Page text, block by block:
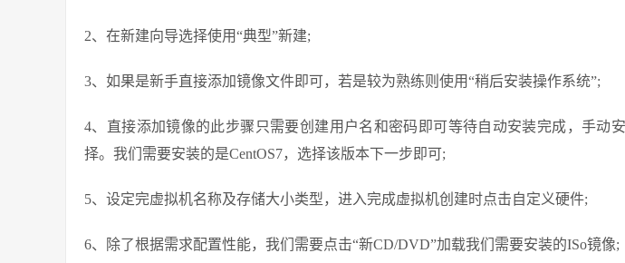
2、在新建向导选择使用“典型”新建;
3、如果是新手直接添加镜像文件即可，若是较为熟练则使用“稍后安装操作系统”;
4、直接添加镜像的此步骤只需要创建用户名和密码即可等待自动安装完成，手动
择。我们需要安装的是CentOS7，选择该版本下一步即可;
5、设定完虚拟机名称及存储大小类型，进入完成虚拟机创建时点击自定义硬件;
6、除了根据需求配置性能，我们需要点击“新CD/DVD”加载我们需要安装的ISo镜像;